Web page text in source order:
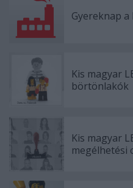
Gyereknap a
Kis magyar
börtönlakók
Kis magyar
megélhetési